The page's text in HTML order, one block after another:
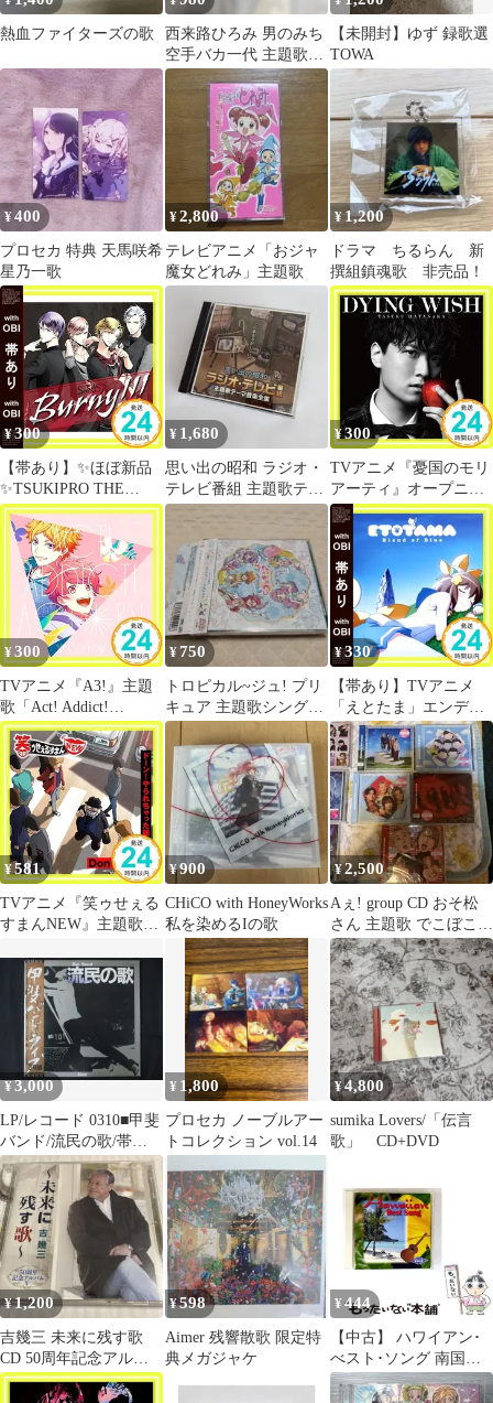
熱血ファイターズの歌
西来路ひろみ 男のみち
空手バカ一代 主題歌
EPレコード
【未開封】ゆず 録歌選
TOWA
¥400
プロセカ 特典 天馬咲希
星乃一歌
¥2,800
テレビアニメ「おジャ
魔女どれみ」主題歌
¥ 1,200
ドラマ ちるらん 新
撰組鎮魂歌 非売品！
¥300
【帯あり】✨ほぼ新品
✨TSUKIPRO THE
ANIMATION 主題歌
(1)SolidS「Burny!!!」
[CD] SolidS_06
¥ 1,680
思い出の昭和 ラジオ・
テレビ番組 主題歌テー
マ音楽全集 2枚組 CD
¥300
TVアニメ『憂国のモリ
アーティ』オープニン
グ主題歌「DYING
WISH」 (通常盤) [CD]
畠中祐_02
¥300
TVアニメ『A3!』主題
歌「Act! Addict!
Actors!」 [CD] A3ders!
[佐久間咲也、皇天馬、
摂津万里、月岡紬(CV:
酒井広大、江口拓也、
沢城千春、田丸篤
志)]_02
¥750
トロピカル~ジュ! プリ
キュア 主題歌シングル
CD Machico、吉武千颯
¥330
【帯あり】TVアニメ
「えとたま」エンディ
ングテーマ blue moment
[CD] ソルラルBOB(CV:
村川梨衣、大原さや
か、松井恵理子、巽悠
衣子、相坂優歌、内田
真礼、生天目仁美、小
澤亜李、渕上 舞、戸
田めぐみ、佐々木未
来、本多真梨子、花守
ゆみり_07
¥581
TVアニメ『笑ゥせぇる
すまんNEW』主題歌シ
¥900
CHiCO with HoneyWorks
私を染めるIの歌
¥2,500
Aぇ! group CD おそ松
さん 主題歌 でこぼこラ
イフ
¥3,000
LP/レコード 0310■甲斐
バンド/流民の歌/帯
付/3LP/ETP492022
¥ 1,800
プロセカ ノーブルアー
トコレクション vol.14
¥4,800
sumika Lovers/「伝言
歌」 CD+DVD
¥1,200
吉幾三 未来に残す歌
CD 50周年記念アルバ
ムⅤ
¥598
Aimer 残響散歌 限定特
典メガジャケ
¥ 444
【中古】 ハワイアン･
べスト･ソング 南国の
夜･小さな竹の橋･ハワ